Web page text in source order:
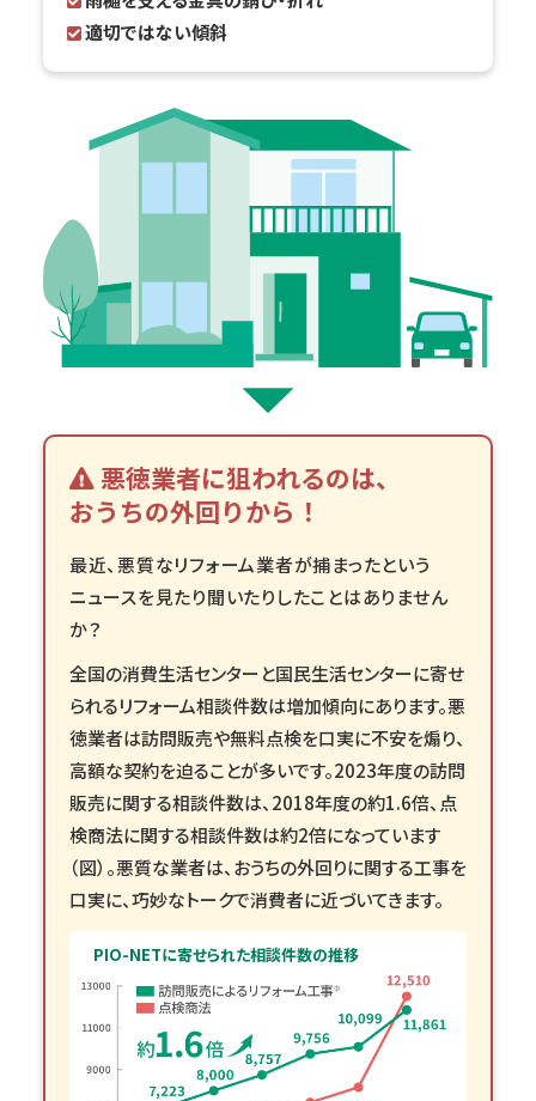
適切ではない傾斜
悪徳業者に狙われるのは、
おうちの外回りから！
最近、悪質なリフォーム業者が捕まったという
ニュースを見たり聞いたりしたことはありません
か？
全国の消費生活センターと国民生活センターに寄せ
られるリフォーム相談件数は増加傾向にあります。悪
徳業者は訪問販売や無料点検を口実に不安を煽り、
高額な契約を迫ることが多いです。2023年度の訪問
販売に関する相談件数は、2018年度の約1.6倍、点
検商法に関する相談件数は約2倍になっています
（図）。悪質な業者は、おうちの外回りに関する工事を
口実に、巧妙なトークで消費者に近づいてきます。
PIO-NETに寄せられた相談件数の推移